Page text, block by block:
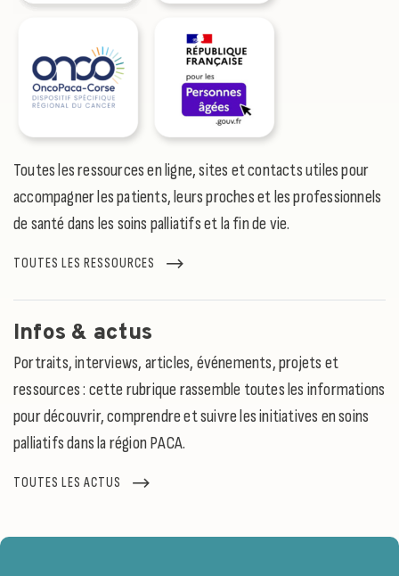
Toutes les ressources en ligne, sites et contacts utiles pour
accompagner les patients, leurs proches et les professionnels
de santé dans les soins palliatifs et la fin de vie.
TOUTES LES RESSOURCES
Infos & actus
Portraits, interviews, articles, événements, projets et
ressources : cette rubrique rassemble toutes les informations
pour découvrir, comprendre et suivre les initiatives en soins
palliatifs dans la région PACA.
TOUTES LES ACTUS